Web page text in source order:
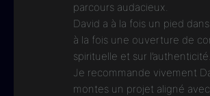
parcours audacieux.
David a à la fois un pied
à la fois une ouverture de
spirituelle et sur l’authenticité.
Je recommande vivement
montes un projet aligné